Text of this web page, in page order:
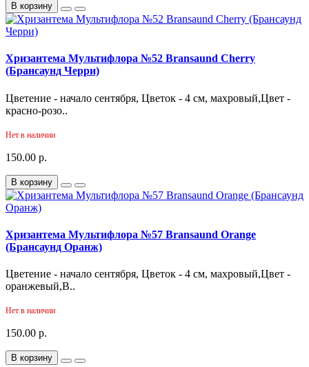
В корзину
Хризантема Мультифлора №52 Bransaund Cherry
(Брансаунд Черри)
Цветение - начало сентября, Цветок - 4 см, махровый,Цвет -
красно-розо..
Нет в наличии
150.00 р.
В корзину
Хризантема Мультифлора №57 Bransaund Orange
(Брансаунд Оранж)
Цветение - начало сентября, Цветок - 4 см, махровый,Цвет -
оранжевый,В..
Нет в наличии
150.00 р.
В корзину